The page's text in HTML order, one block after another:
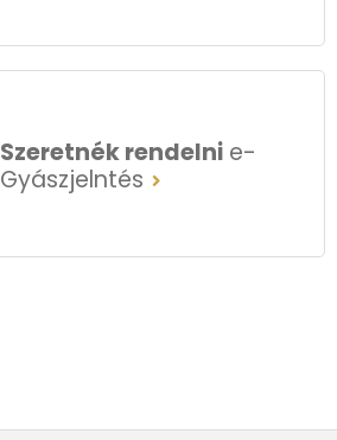
Szeretnék rendelnie-
Gyászjelntés